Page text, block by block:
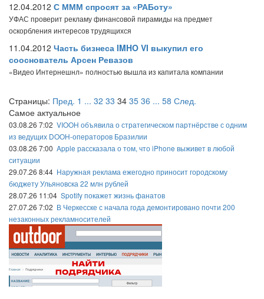
12.04.2012 С МММ спросят за «РАБоту»
УФАС проверит рекламу финансовой пирамиды на предмет
оскорбления интересов трудящихся
11.04.2012 Часть бизнеса IMHO VI выкупил его
сооснователь Арсен Ревазов
«Видео Интернешнл» полностью вышла из капитала компании
Страницы: Пред. 1 ... 32 33 34 35 36 ... 58 След.
Самое актуальное
03.08.26 7:02 VIOOH объявила о стратегическом партнёрстве с одним
из ведущих DOOH-операторов Бразилии
03.08.26 7:00 Apple рассказала о том, что iPhone выживет в любой
ситуации
29.07.26 8:44 Наружная реклама ежегодно приносит городскому
бюджету Ульяновска 22 млн рублей
28.07.26 11:04 Spotify покажет жизнь фанатов
27.07.26 7:02 В Черкесске с начала года демонтировано почти 200
незаконных рекламносителей